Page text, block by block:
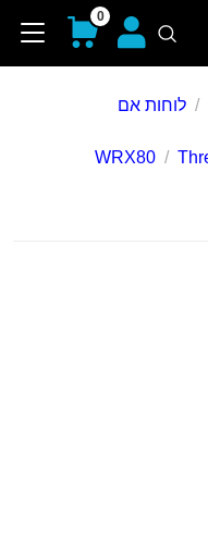
0
לוחות אם
WRX80